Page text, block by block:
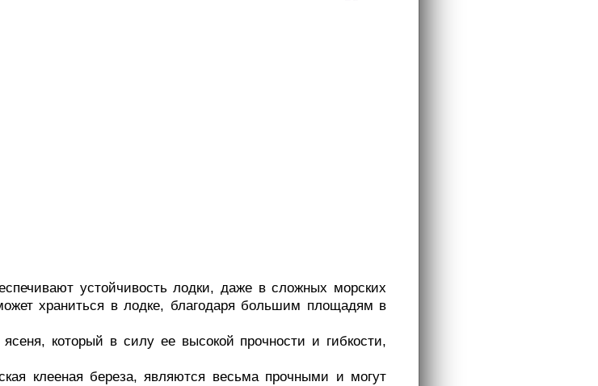
устойчивость лодки, даже в сложных морских
храниться в лодке, благодаря большим площадям в
ясеня, который в силу ее высокой прочности и гибкости,
клееная береза, являются весьма прочными и могут